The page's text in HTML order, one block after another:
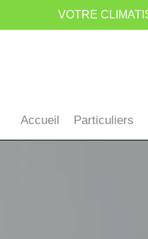
VOTRE
Accueil Particuliers